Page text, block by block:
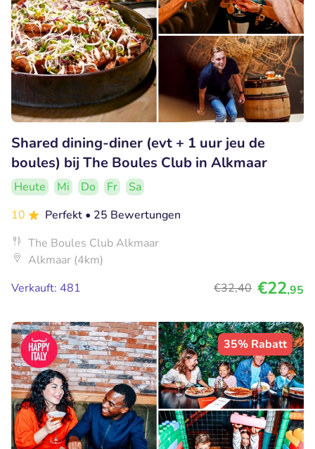
Shared dining-diner (evt + 1 uur jeu de
boules) bij The Boules Club in Alkmaar
Heute Mi Do Fr
Sa
10
Perfekt • 25 Bewertungen
The Boules Club Alkmaar
Alkmaar (4km)
Verkauft: 481
€32,40 €22,95
35% Rabatt